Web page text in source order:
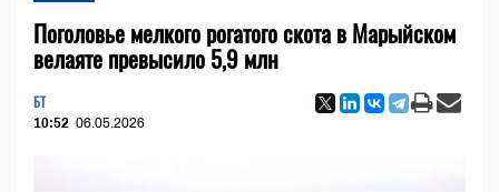
Поголовье мелкого рогатого скота в Марыйском
велаяте превысило 5,9 млн
БТ
10:52 06.05.2026